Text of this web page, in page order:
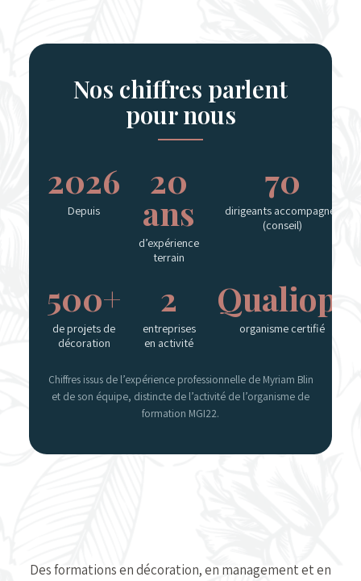
Nos chiffres parlent
pour nous
2006
Depuis
20
ans
d’expérience
terrain
70
dirigeants accompagnés
(conseil)
500+
de projets de
décoration
2
entreprises
en activité
Qualiopi
organisme certifié
Chiffres issus de l’expérience professionnelle de Myriam Blin
et de son équipe, distincte de l’activité de l’organisme de
formation MGI22.
Des formations en décoration, en management et en